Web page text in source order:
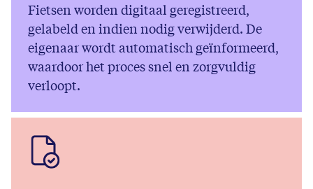
Fietsen worden digitaal geregistreerd,
gelabeld en indien nodig verwijderd. De
eigenaar wordt automatisch geïnformeerd,
waardoor het proces snel en zorgvuldig
verloopt.